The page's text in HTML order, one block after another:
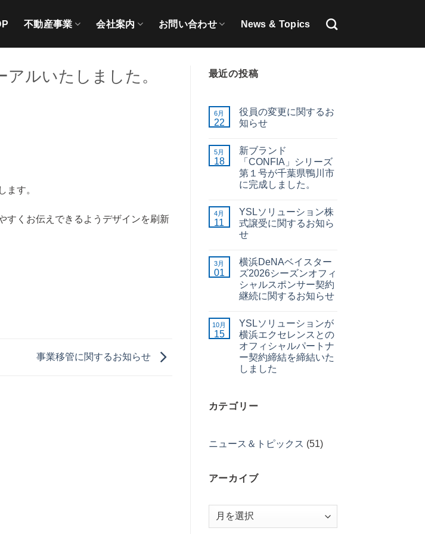
不動産事業 会社案内 お問い合わせ News & Topics
ルいたしました。
ます。
すくお伝えできるようデザインを刷新
事業移管に関するお知らせ
最近の投稿
22
6月
役員の変更に関するお
知らせ
18
5月
新ブランド
「CONFIA」シリーズ
第１号が千葉県鴨川市
に完成しました。
11
4月
YSLソリューション株
式譲受に関するお知ら
せ
01
3月
横浜DeNAベイスター
ズ2026シーズンオフィ
シャルスポンサー契約
継続に関するお知らせ
15
10月
YSLソリューションが
横浜エクセレンスとの
オフィシャルパートナ
ー契約締結を締結いた
しました
カテゴリー
ニュース＆トピックス (51)
アーカイブ
ー